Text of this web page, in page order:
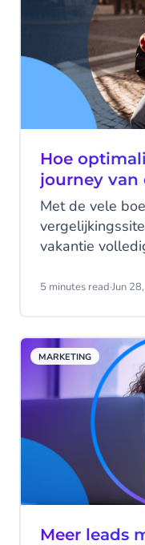
Hoe
journey van
Met de vele
vakantie
inzicht in de
reizende
om zich te
prijsvechtende
5 minutes read·Jun
MARKETING
Meer leads